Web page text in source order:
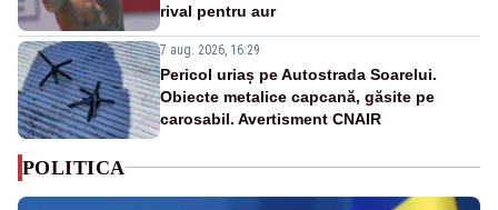
rival pentru aur
7 aug. 2026, 16:29
Pericol uriaș pe Autostrada Soarelui.
Obiecte metalice capcană, găsite pe
carosabil. Avertisment CNAIR
POLITICA